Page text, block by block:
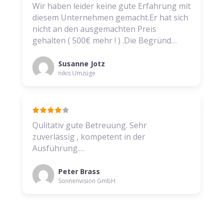
Wir haben leider keine gute Erfahrung mit
diesem Unternehmen gemacht.Er hat sich
nicht an den ausgemachten Preis
gehalten ( 500€ mehr ! ) .Die Begründ…
Susanne Jotz
nikis Umzüge
Qulitativ gute Betreuung. Sehr
zuverlässig , kompetent in der
Ausführung.…
Peter Brass
Sonnenvision GmbH